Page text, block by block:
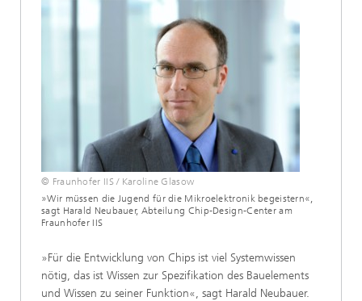
© Fraunhofer IIS / Karoline Glasow
»Wir müssen die Jugend für die Mikroelektronik begeistern«,
sagt Harald Neubauer, Abteilung Chip-Design-Center am
Fraunhofer IIS
»Für die Entwicklung von Chips ist viel Systemwissen
nötig, das ist Wissen zur Spezifikation des Bauelements
und Wissen zu seiner Funktion«, sagt Harald Neubauer.